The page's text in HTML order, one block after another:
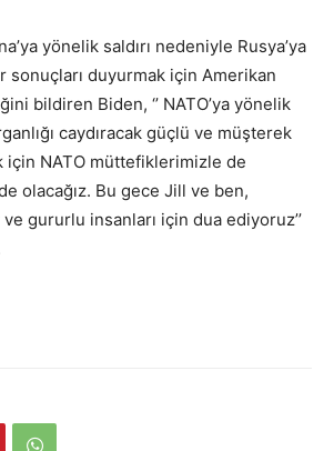
yönelik saldırı nedeniyle Rusya’ya
sonuçları duyurmak için Amerikan
bildiren Biden, ‘’ NATO’ya yönelik
caydıracak güçlü ve müşterek
için NATO müttefiklerimizle de
olacağız. Bu gece Jill ve ben,
ve gururlu insanları için dua ediyoruz’’